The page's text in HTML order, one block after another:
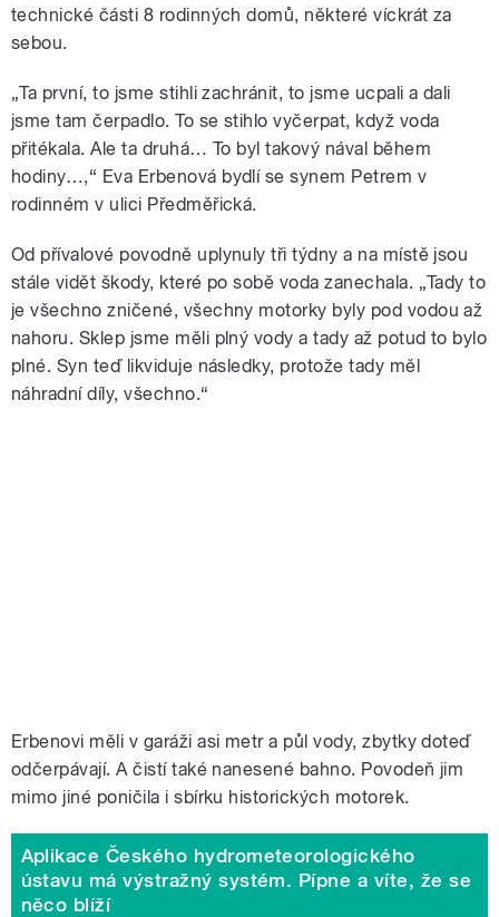
technické části 8 rodinných domů, některé víckrát za
sebou.
„Ta první, to jsme stihli zachránit, to jsme ucpali a dali
jsme tam čerpadlo. To se stihlo vyčerpat, když voda
přitékala. Ale ta druhá… To byl takový nával během
hodiny…,“ Eva Erbenová bydlí se synem Petrem v
rodinném v ulici Předměřická.
Od přívalové povodně uplynuly tři týdny a na místě jsou
stále vidět škody, které po sobě voda zanechala. „Tady to
je všechno zničené, všechny motorky byly pod vodou až
nahoru. Sklep jsme měli plný vody a tady až potud to bylo
plné. Syn teď likviduje následky, protože tady měl
náhradní díly, všechno.“
Erbenovi měli v garáži asi metr a půl vody, zbytky doteď
odčerpávají. A čistí také nanesené bahno. Povodeň jim
mimo jiné poničila i sbírku historických motorek.
Aplikace Českého hydrometeorologického
ústavu má výstražný systém. Pípne a víte, že se
něco blíží